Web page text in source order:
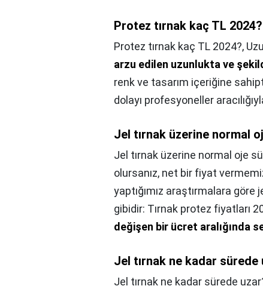
Protez tırnak kaç TL 2024?
Protez tırnak kaç TL 2024?,
arzu edilen uzunlukta ve
renk ve tasarım içeriğine
dolayı profesyoneller
Jel tırnak üzerine normal
Jel tırnak üzerine normal oje
olursanız, net bir fiyat
yaptığımız araştırmalara göre
gibidir: Tırnak protez fiyatları
değişen bir ücret aralığında
Jel tırnak ne kadar sürede
Jel tırnak ne kadar sürede